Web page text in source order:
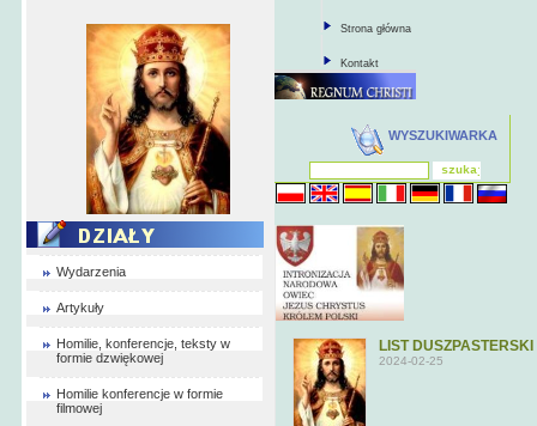
Wydarzenia
Artykuły
Homilie, konferencje, teksty w
formie dzwiękowej
Homilie konferencje w formie
filmowej
Strona główna
Kontakt
WYSZUKIWARKA
LIST
2024-02-25